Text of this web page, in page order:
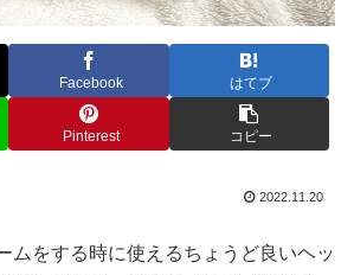
Facebook はてブ
Pinterest コピー
2022.11.20
ムをする時に使えるちょうど良いヘッ